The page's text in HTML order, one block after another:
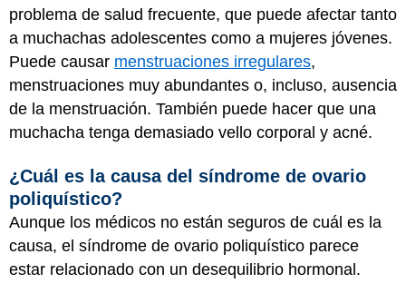
problema de salud frecuente, que puede afectar tanto
a muchachas adolescentes como a mujeres jóvenes.
Puede causar menstruaciones irregulares,
menstruaciones muy abundantes o, incluso, ausencia
de la menstruación. También puede hacer que una
muchacha tenga demasiado vello corporal y acné.
¿Cuál es la causa del síndrome de ovario
poliquístico?
Aunque los médicos no están seguros de cuál es la
causa, el síndrome de ovario poliquístico parece
estar relacionado con un desequilibrio hormonal.